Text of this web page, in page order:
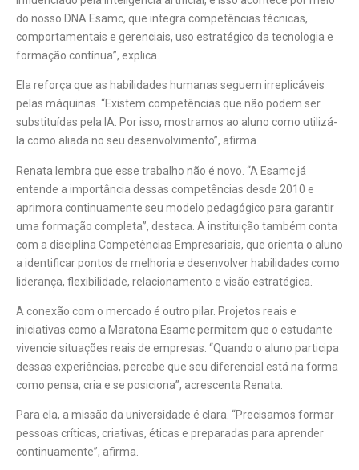
do nosso DNA Esamc, que integra competências técnicas,
comportamentais e gerenciais, uso estratégico da tecnologia e
formação contínua”, explica.
Ela reforça que as habilidades humanas seguem irreplicáveis
pelas máquinas. “Existem competências que não podem ser
substituídas pela IA. Por isso, mostramos ao aluno como utilizá-
la como aliada no seu desenvolvimento”, afirma.
Renata lembra que esse trabalho não é novo. “A Esamc já
entende a importância dessas competências desde 2010 e
aprimora continuamente seu modelo pedagógico para garantir
uma formação completa”, destaca. A instituição também conta
com a disciplina Competências Empresariais, que orienta o aluno
a identificar pontos de melhoria e desenvolver habilidades como
liderança, flexibilidade, relacionamento e visão estratégica.
A conexão com o mercado é outro pilar. Projetos reais e
iniciativas como a Maratona Esamc permitem que o estudante
vivencie situações reais de empresas. “Quando o aluno participa
dessas experiências, percebe que seu diferencial está na forma
como pensa, cria e se posiciona”, acrescenta Renata.
Para ela, a missão da universidade é clara. “Precisamos formar
pessoas críticas, criativas, éticas e preparadas para aprender
continuamente”, afirma.